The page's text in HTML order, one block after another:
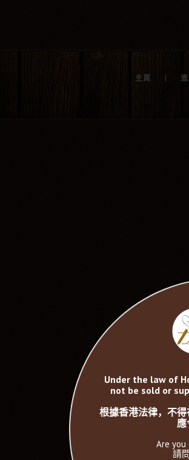
主頁 |
Under the law of
not be sold or
根據香港法律，不
Are
請